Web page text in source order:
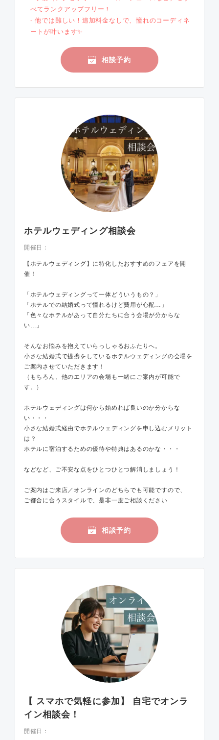
べてランクアップフリー！
- 他では難しい！追加料金なしで、憧れのコーディネ
ートが叶います✨
相談予約
ホテルウェディング相談会
開催日：
【ホテルウェディング】に特化したおすすめのフェアを開
催！
「ホテルウェディングって一体どういうもの？」
「ホテルでの結婚式って憧れるけど費用が心配…」
「色々なホテルがあって自分たちに合う会場が分からな
い…」
そんなお悩みを抱えていらっしゃるおふたりへ。
小さな結婚式で提携をしているホテルウェディングの会場を
ご案内させていただきます！
（もちろん、他のエリアの会場も一緒にご案内が可能で
す。）
ホテルウェディングは何から始めれば良いのか分からな
い・・・
小さな結婚式経由でホテルウェディングを申し込むメリット
は？
ホテルに宿泊するための優待や特典はあるのかな・・・
などなど、ご不安な点をひとつひとつ解消しましょう！
ご案内はご来店／オンラインのどちらでも可能ですので、
ご都合に合うスタイルで、是非一度ご相談ください
相談予約
【 スマホで気軽に参加】 自宅でオンラ
イン相談会！
開催日：